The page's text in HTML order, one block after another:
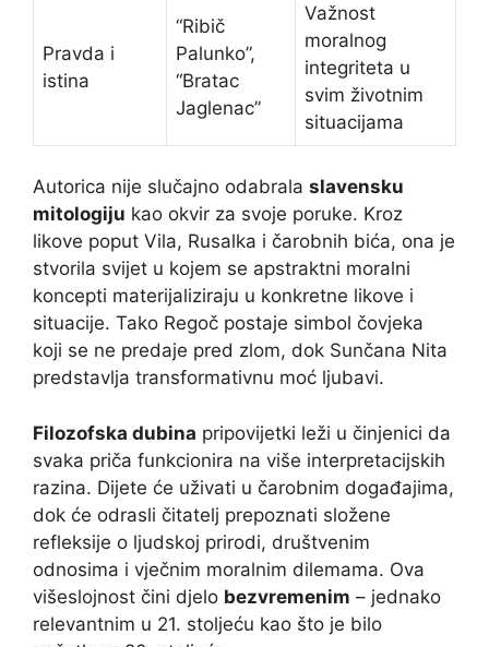
Pravda i
istina
“Ribič
Palunko”,
“Bratac
Jaglenac”
Važnost
moralnog
integriteta u
svim životnim
situacijama
Autorica nije slučajno odabrala slavensku
mitologiju kao okvir za svoje poruke. Kroz
likove poput Vila, Rusalka i čarobnih bića, ona je
stvorila svijet u kojem se apstraktni moralni
koncepti materijaliziraju u konkretne likove i
situacije. Tako Regoč postaje simbol čovjeka
koji se ne predaje pred zlom, dok Sunčana Nita
predstavlja transformativnu moć ljubavi.
Filozofska dubina pripovijetki leži u činjenici da
svaka priča funkcionira na više interpretacijskih
razina. Dijete će uživati u čarobnim događajima,
dok će odrasli čitatelj prepoznati složene
refleksije o ljudskoj prirodi, društvenim
odnosima i vječnim moralnim dilemama. Ova
višeslojnost čini djelo bezvremenim – jednako
relevantnim u 21. stoljeću kao što je bilo